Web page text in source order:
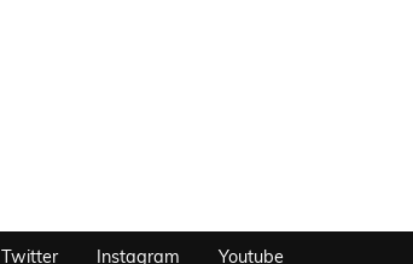
Twitter Instagram Youtube